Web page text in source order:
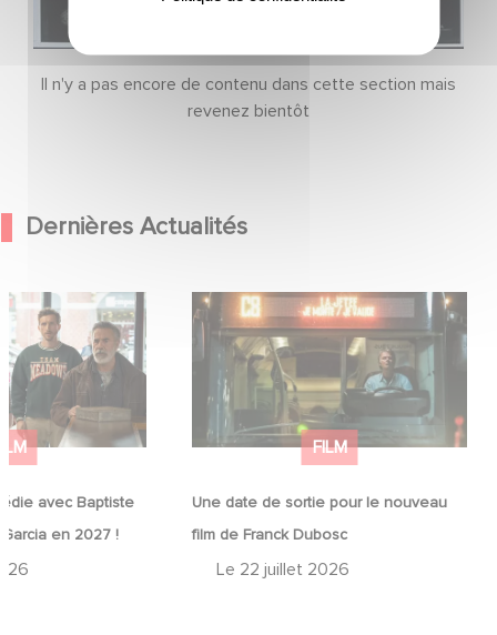
Il n'y a pas encore de contenu dans cette section mais
revenez bientôt
Dernières Actualités
avec Baptiste
en 2027 !
avec
et José Garcia
FILM
Une date de sortie pour le nouveau
film de Franck Dubosc
Le 22 juillet 2026
Une date de sortie pour le nouveau
film de Franck Dubosc